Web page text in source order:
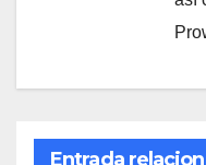
Entrada